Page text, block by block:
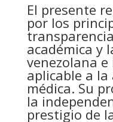
El presente
por los
académica y
venezolana
aplicable a
médica. Su
la
prestigio de